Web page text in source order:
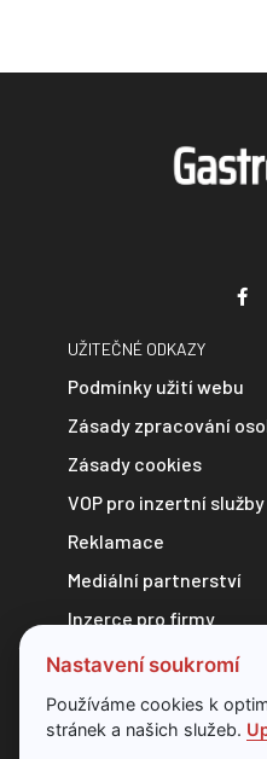
UŽITEČNÉ ODKAZY
Podmínky užití webu
Zásady zpracování
Zásady cookies
VOP pro inzertní služby
Reklamace
Mediální partnerství
Inzerce pro firmy
Zpravodajství do e-
Kontakt
Nastavení soukromí
Používáme cookies k
stránek a našich služeb.